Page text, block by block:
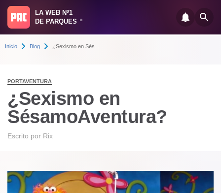
LA WEB Nº1
DE PARQUES
®
Inicio Blog ¿Sexismo en Sés...
PORTAVENTURA
¿Sexismo en
SésamoAventura?
Escrito por Rix